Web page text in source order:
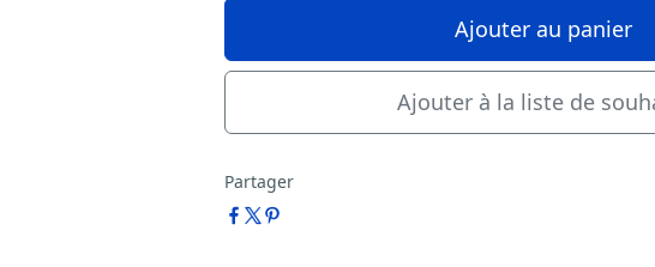
Ajouter au panier
Ajouter à la liste de
Partager